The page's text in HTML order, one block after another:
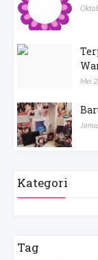
Mei
Kategori
Tag